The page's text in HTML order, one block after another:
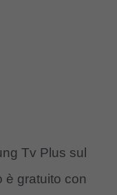
Tv Plus sul
è gratuito con